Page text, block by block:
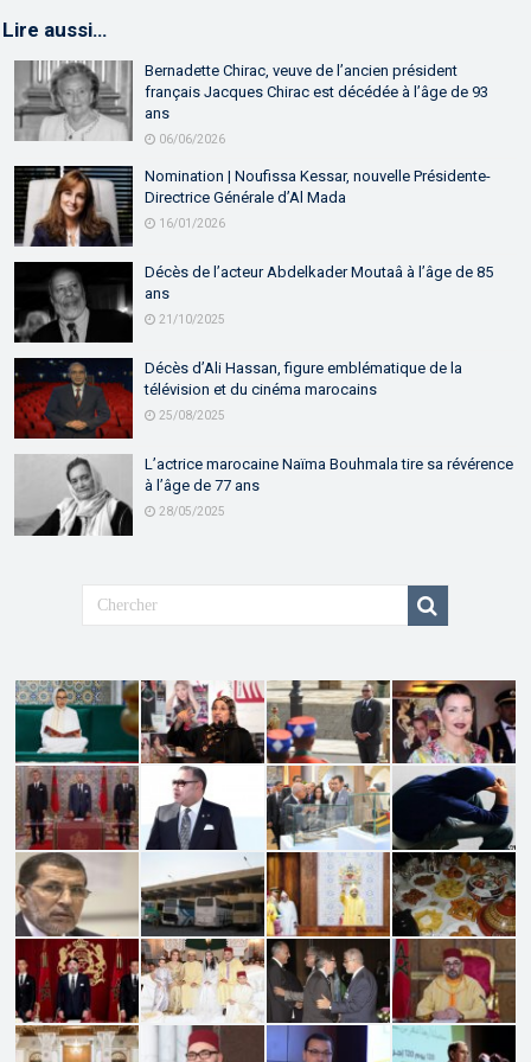
Lire aussi…
Bernadette Chirac, veuve de l’ancien président
français Jacques Chirac est décédée à l’âge de 93
ans
06/06/2026
Nomination | Noufissa Kessar, nouvelle Présidente-
Directrice Générale d’Al Mada
16/01/2026
Décès de l’acteur Abdelkader Moutaâ à l’âge de 85
ans
21/10/2025
Décès d’Ali Hassan, figure emblématique de la
télévision et du cinéma marocains
25/08/2025
L’actrice marocaine Naïma Bouhmala tire sa révérence
à l’âge de 77 ans
28/05/2025